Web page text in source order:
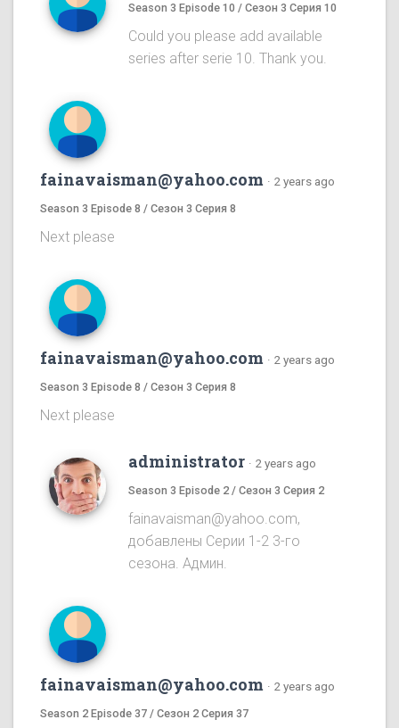
Season 3 Episode 10 / Сезон 3 Серия 10
Could you please add available
series after serie 10. Thank you.
fainavaisman@yahoo.com · 2 years ago
Season 3 Episode 8 / Сезон 3 Серия 8
Next please
fainavaisman@yahoo.com · 2 years ago
Season 3 Episode 8 / Сезон 3 Серия 8
Next please
administrator · 2 years ago
Season 3 Episode 2 / Сезон 3 Серия 2
fainavaisman@yahoo.com,
добавлены Серии 1-2 3-го
сезона. Админ.
fainavaisman@yahoo.com · 2 years ago
Season 2 Episode 37 / Сезон 2 Серия 37